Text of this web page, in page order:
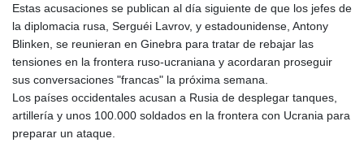
IQD 1509.981237
IRR
1590322.371805
ISK 142.598215
JEP 0.8566
JMD 183.057725
JOD 0.819746
Estas acusaciones se publican al día siguiente de que los jefes de
la diplomacia rusa, Serguéi Lavrov, y estadounidense, Antony
Blinken, se reunieran en Ginebra para tratar de rebajar las
tensiones en la frontera ruso-ucraniana y acordaran proseguir
sus conversaciones "francas" la próxima semana.
Los países occidentales acusan a Rusia de desplegar tanques,
artillería y unos 100.000 soldados en la frontera con Ucrania para
preparar un ataque.